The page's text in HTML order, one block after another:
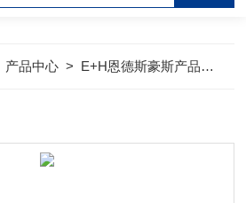
产品中心 > E+H恩德斯豪斯产品>